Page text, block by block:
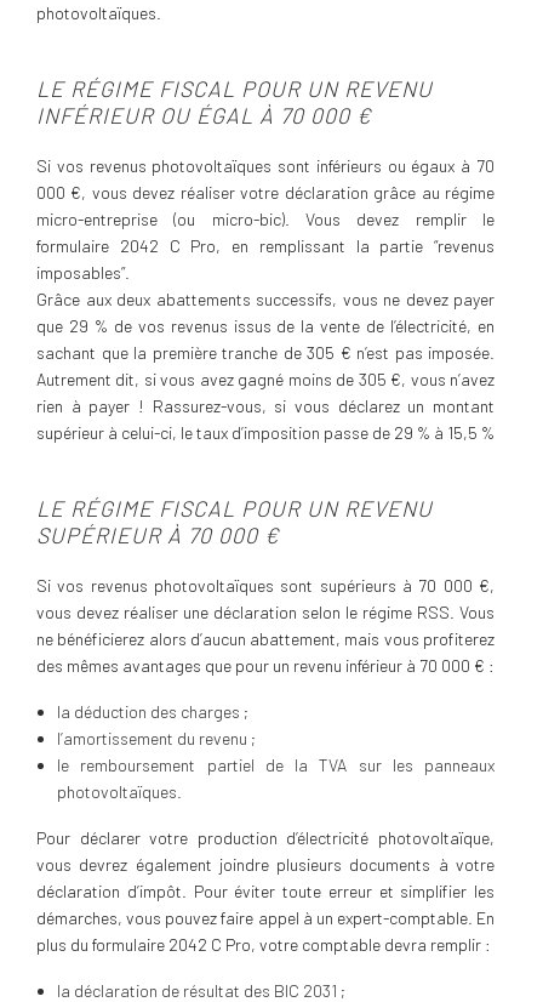
photovoltaïques.
LE RÉGIME FISCAL POUR UN REVENU
INFÉRIEUR OU ÉGAL À 70 000 €
Si vos revenus photovoltaïques sont inférieurs ou égaux à 70
000 €, vous devez réaliser votre déclaration grâce au régime
micro-entreprise (ou micro-bic). Vous devez remplir le
formulaire 2042 C Pro, en remplissant la partie “revenus
imposables”.
Grâce aux deux abattements successifs, vous ne devez payer
que 29 % de vos revenus issus de la vente de l’électricité, en
sachant que la première tranche de 305 € n’est pas imposée.
Autrement dit, si vous avez gagné moins de 305 €, vous n’avez
rien à payer ! Rassurez-vous, si vous déclarez un montant
supérieur à celui-ci, le taux d’imposition passe de 29 % à 15,5 %
LE RÉGIME FISCAL POUR UN REVENU
SUPÉRIEUR À 70 000 €
Si vos revenus photovoltaïques sont supérieurs à 70 000 €,
vous devez réaliser une déclaration selon le régime RSS. Vous
ne bénéficierez alors d’aucun abattement, mais vous profiterez
des mêmes avantages que pour un revenu inférieur à 70 000 € :
la déduction des charges ;
l’amortissement du revenu ;
le remboursement partiel de la TVA sur les panneaux
photovoltaïques.
Pour déclarer votre production d’électricité photovoltaïque,
vous devrez également joindre plusieurs documents à votre
déclaration d’impôt. Pour éviter toute erreur et simplifier les
démarches, vous pouvez faire appel à un expert-comptable. En
plus du formulaire 2042 C Pro, votre comptable devra remplir :
la déclaration de résultat des BIC 2031 ;